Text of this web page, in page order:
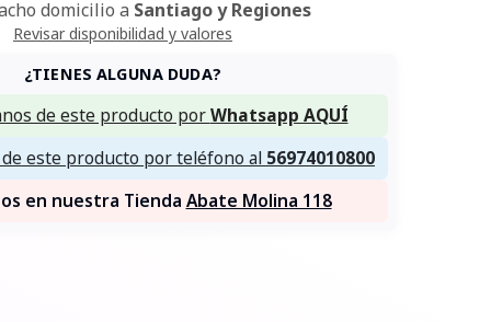
domicilio a Santiago y Regiones
Revisar disponibilidad y valores
¿TIENES ALGUNA DUDA?
de este producto porWhatsapp AQUÍ
este producto por teléfono al 56974010800
en nuestra Tienda Abate Molina 118